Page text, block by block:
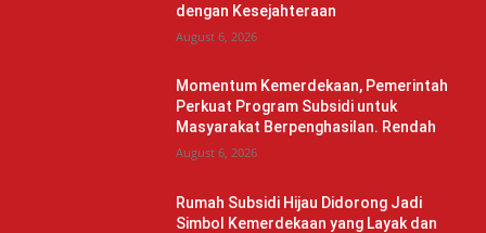
dengan Kesejahteraan
August 6, 2026
Momentum Kemerdekaan, Pemerintah
Perkuat Program Subsidi untuk
Masyarakat Berpenghasilan. Rendah
August 6, 2026
Rumah Subsidi Hijau Didorong Jadi
Simbol Kemerdekaan yang Layak dan